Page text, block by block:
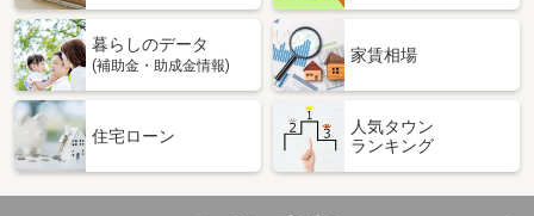
暮らしのデータ
(補助金・助成金情報)
家賃相場
住宅ローン
人気タウン
ランキング